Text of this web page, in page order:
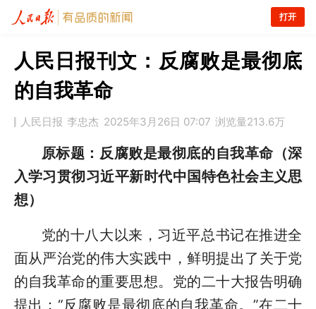
打开
人民日报刊文：反腐败是最彻底
的自我革命
人民日报 李忠杰 2025年3月26日 07:07 浏览量213.6万
原标题：反腐败是最彻底的自我革命（深
入学习贯彻习近平新时代中国特色社会主义思
想）
党的十八大以来，习近平总书记在推进全
面从严治党的伟大实践中，鲜明提出了关于党
的自我革命的重要思想。党的二十大报告明确
提出：“反腐败是最彻底的自我革命。”在二十